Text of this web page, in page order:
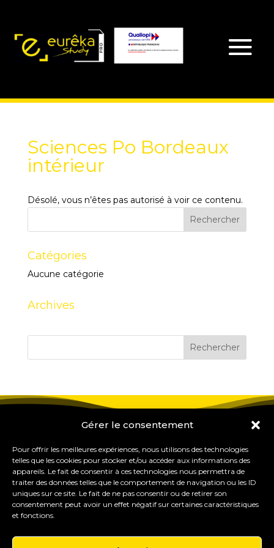
Gérer le consentement
Pour offrir les meilleures expériences, nous utilisons des technologies
telles que les cookies pour stocker et/ou accéder aux informations des
appareils. Le fait de consentir à ces technologies nous permettra de
traiter des données telles que le comportement de navigation ou les ID
uniques sur ce site. Le fait de ne pas consentir ou de retirer son
consentement peut avoir un effet négatif sur certaines caractéristiques
et fonctions.
Sciences Po Bordeaux
intérieur
Désolé, vous n’êtes pas autorisé à voir ce contenu.
Catégories
Aucune catégorie
Archives